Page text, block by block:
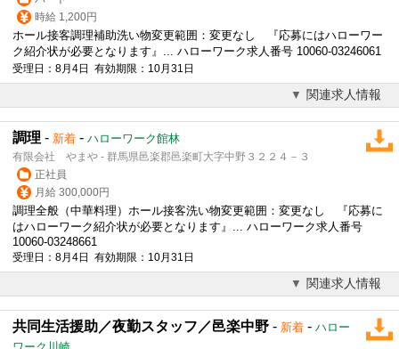
時給 1,200円
ホール接客調理補助洗い物変更範囲：変更なし 『応募にはハローワー
ク紹介状が必要となります』... ハローワーク求人番号 10060-03246061
受理日：8月4日 有効期限：10月31日
関連求人情報
調理 - 新着 - ハローワーク館林
有限会社 やまや - 群馬県邑楽郡邑楽町大字中野３２２４－３
正社員
月給 300,000円
調理全般（中華料理）ホール接客洗い物変更範囲：変更なし 『応募に
はハローワーク紹介状が必要となります』... ハローワーク求人番号
10060-03248661
受理日：8月4日 有効期限：10月31日
関連求人情報
共同生活援助／夜勤スタッフ／邑楽中野 - 新着 - ハロー